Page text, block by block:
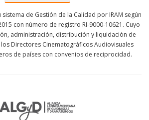
de Gestión de la Calidad por IRAM según
con número de registro RI-9000-10621. Cuyo
administración, distribución y liquidación de
Directores Cinematográficos Audiovisuales
de países con convenios de reciprocidad.